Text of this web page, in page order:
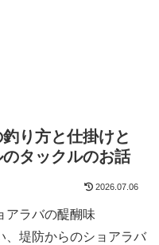
り方と仕掛けと
タックルのお話
2026.07.06
アラバの醍醐味
、堤防からのショアラバ